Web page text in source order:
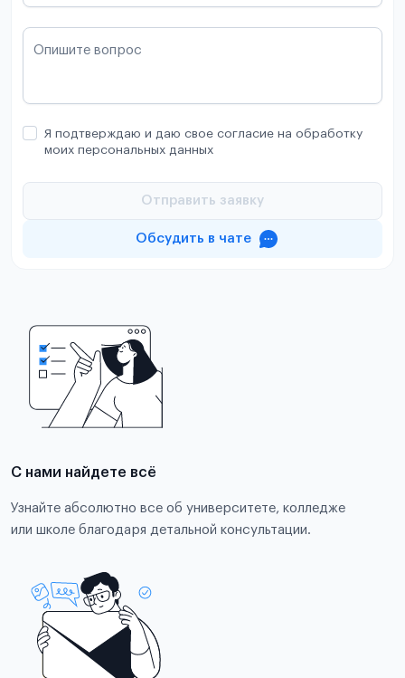
Опишите вопрос
Я подтверждаю и даю свое согласие на обработку
моих персональных данных
Отправить заявку
Обсудить в чате
С нами найдете всё
Узнайте абсолютно все об университете, колледже
или школе благодаря детальной консультации.